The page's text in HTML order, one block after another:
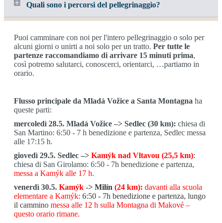
Quali sono i percorsi del pellegrinaggio?
Puoi camminare con noi per l'intero pellegrinaggio o solo per
alcuni giorni o unirti a noi solo per un tratto. Per tutte le
partenze raccomandiamo di arrivare 15 minuti prima,
così potremo salutarci, conoscerci, orientarci, …partiamo in
orario.
Flusso principale da Mladá Vožice a Santa Montagna ha
queste parti:
mercoledì 28.5. Mladá Vožice –> Sedlec (30 km): chiesa di
San Martino: 6:50 - 7 h benedizione e partenza, Sedlec messa
alle 17:15 h.
giovedì 29.5. Sedlec –> Kamýk nad Vltavou (25,5 km):
chiesa di San Girolamo: 6:50 - 7h benedizione e partenza,
messa a Kamýk alle 17 h.
venerdì 30.5. Kamýk -> Milín (24 km): davanti alla scuola
elementare a Kamýk: 6:50 - 7h benedizione e partenza, lungo
il cammino messa alle 12 h sulla Montagna di Makové –
questo orario rimane.